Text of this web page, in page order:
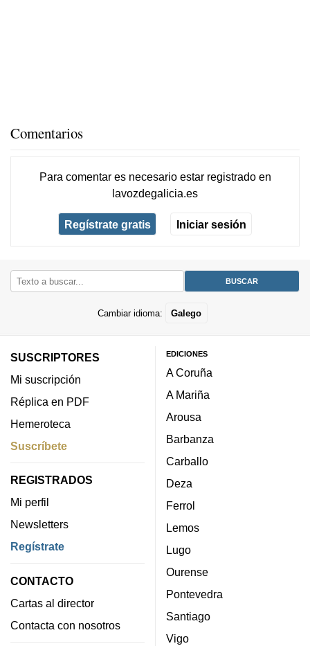
Comentarios
Para comentar es necesario estar registradoen
lavozdegalicia.es
Regístrate gratis Iniciar sesión
Cambiar idioma: Galego
SUSCRIPTORES
Mi suscripción
Réplica en PDF
Hemeroteca
Suscríbete
REGISTRADOS
Mi perfil
Newsletters
Regístrate
CONTACTO
Cartas al director
Contacta con nosotros
EDICIONES
A Coruña
A Mariña
Arousa
Barbanza
Carballo
Deza
Ferrol
Lemos
Lugo
Ourense
Pontevedra
Santiago
Vigo